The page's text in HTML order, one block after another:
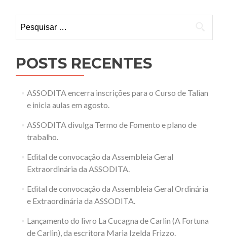
por:
POSTS RECENTES
ASSODITA encerra inscrições para o Curso de Talian
e inicia aulas em agosto.
ASSODITA divulga Termo de Fomento e plano de
trabalho.
Edital de convocação da Assembleia Geral
Extraordinária da ASSODITA.
Edital de convocação da Assembleia Geral Ordinária
e Extraordinária da ASSODITA.
Lançamento do livro La Cucagna de Carlin (A Fortuna
de Carlin), da escritora Maria Izelda Frizzo.